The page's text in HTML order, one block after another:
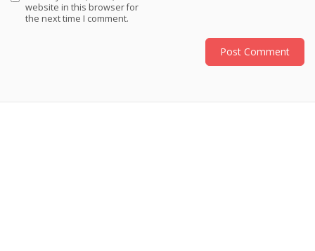
website in this browser for
the next time I comment.